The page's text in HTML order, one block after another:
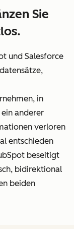
Sie
und Salesforce
in
ein anderer
verloren
entschieden
beseitigt
bidirektional
beiden